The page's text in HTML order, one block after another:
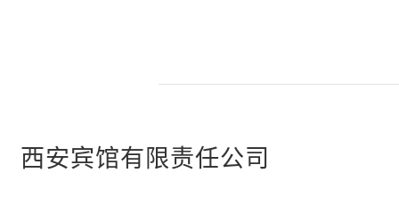
西安宾馆有限责任公司